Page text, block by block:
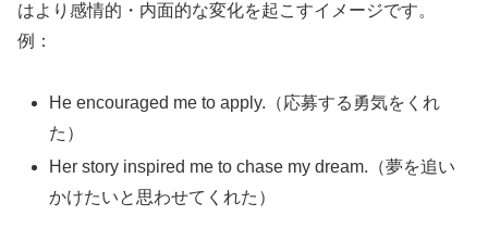
はより感情的・内面的な変化を起こすイメージです。
例：
He encouraged me to apply.（応募する勇気をくれ
た）
Her story inspired me to chase my dream.（夢を追い
かけたいと思わせてくれた）